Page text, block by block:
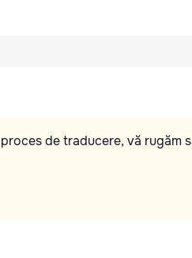
de traducere, vă rugăm